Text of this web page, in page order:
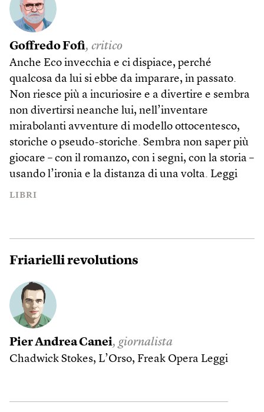
Goffredo Fofi, critico
Anche Eco invecchia e ci dispiace, perché
qualcosa da lui si ebbe da imparare, in passato.
Non riesce più a incuriosire e a divertire e sembra
non divertirsi neanche lui, nell’inventare
mirabolanti avventure di modello ottocentesco,
storiche o pseudo-storiche. Sembra non saper più
giocare – con il romanzo, con i segni, con la storia –
usando l’ironia e la distanza di una volta. Leggi
LIBRI
Friarielli revolutions
Pier Andrea Canei, giornalista
Chadwick Stokes, L’Orso, Freak Opera Leggi